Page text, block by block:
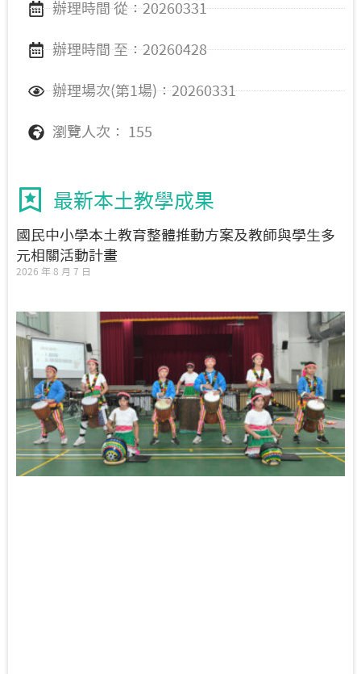
辦理時間 從：20260331
辦理時間 至：20260428
辦理場次(第1場)：20260331
瀏覽人次： 155
最新本土教學成果
國民中小學本土教育整體推動方案及教師與學生多
元相關活動計畫
2026 年 8 月 7 日